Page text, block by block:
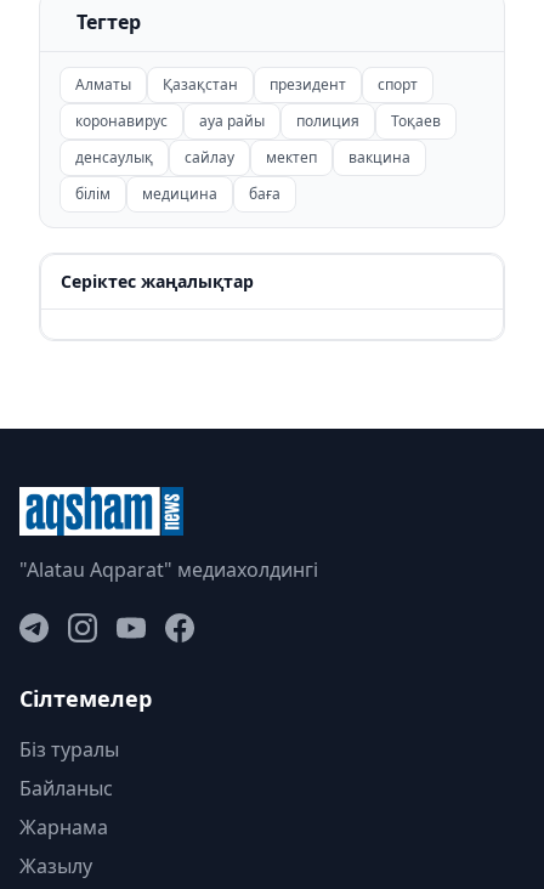
Тегтер
Алматы Қазақстан президент
спорт
коронавирус
ауа райы полиция
Тоқаев
денсаулық
сайлау мектеп
вакцина
білім
медицина баға
Серіктес жаңалықтар
"Alatau Aqparat" медиахолдингі
Сілтемелер
Біз туралы
Байланыс
Жарнама
Жазылу